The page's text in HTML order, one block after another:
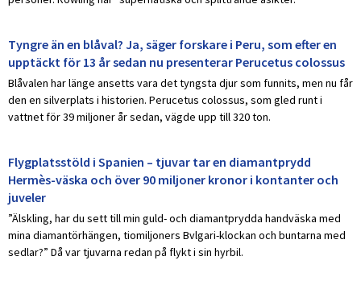
Tyngre än en blåval? Ja, säger forskare i Peru, som efter en
upptäckt för 13 år sedan nu presenterar Perucetus colossus
Blåvalen har länge ansetts vara det tyngsta djur som funnits, men nu får
den en silverplats i historien. Perucetus colossus, som gled runt i
vattnet för 39 miljoner år sedan, vägde upp till 320 ton.
Flygplatsstöld i Spanien – tjuvar tar en diamantprydd
Hermès-väska och över 90 miljoner kronor i kontanter och
juveler
”Älskling, har du sett till min guld- och diamantprydda handväska med
mina diamantörhängen, tiomiljoners Bvlgari-klockan och buntarna med
sedlar?” Då var tjuvarna redan på flykt i sin hyrbil.